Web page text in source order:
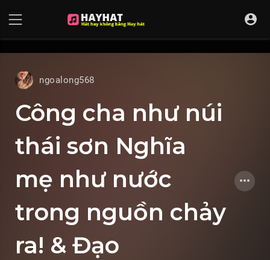
ngoalong568
Công cha như núi
thái sơn Nghĩa
mẹ như nước
trong nguồn chảy
ra! & Đạo